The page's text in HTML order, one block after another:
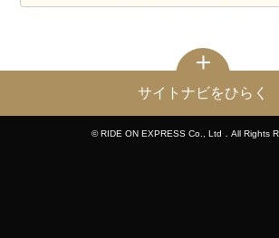
サイトナビをひらく
© RIDE ON EXPRESS Co., Ltd．All Rights